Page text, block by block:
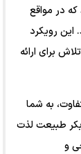
در مواقع
این رویکرد
برای ارائه
به شما
بکر طبیعت لذت
و